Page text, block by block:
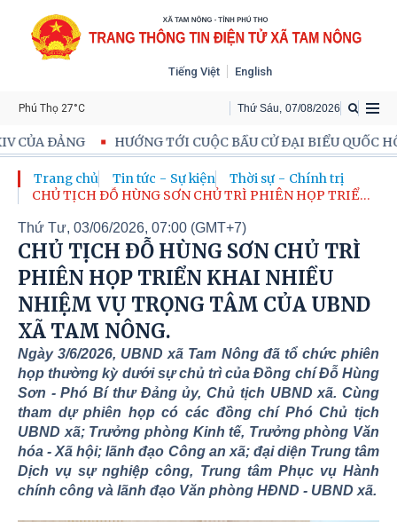
Tiếng Việt English
Thứ Sáu 07/08/2026
Phú Thọ 27°C
TỚI CUỘC BẦU CỬ ĐẠI BIỂU QUỐC HỘI KHOÁ XVI VÀ BẦU
Trang chủ Tin tức - Sự kiện
Thời sự - Chính trị
CHỦ TỊCH ĐỖ HÙNG SƠN CHỦ TRÌ PHIÊN HỌP TRIỂN
TAM NÔNG.
Thứ Tư, 03/06/2026, 07:00 (GMT+7)
CHỦ TỊCH ĐỖ HÙNG SƠN CHỦ TRÌ
PHIÊN HỌP TRIỂN KHAI NHIỀU
NHIỆM VỤ TRỌNG TÂM CỦA UBND
XÃ TAM NÔNG.
Ngày 3/6/2026, UBND xã Tam Nông đã tổ chức phiên
họp thường kỳ dưới sự chủ trì của Đồng chí Đỗ Hùng
Sơn - Phó Bí thư Đảng ủy, Chủ tịch UBND xã. Cùng
tham dự phiên họp có các đồng chí Phó Chủ tịch
UBND xã; Trưởng phòng Kinh tế, Trưởng phòng Văn
hóa - Xã hội; lãnh đạo Công an xã; đại diện Trung tâm
Dịch vụ sự nghiệp công, Trung tâm Phục vụ Hành
chính công và lãnh đạo Văn phòng HĐND - UBND xã.